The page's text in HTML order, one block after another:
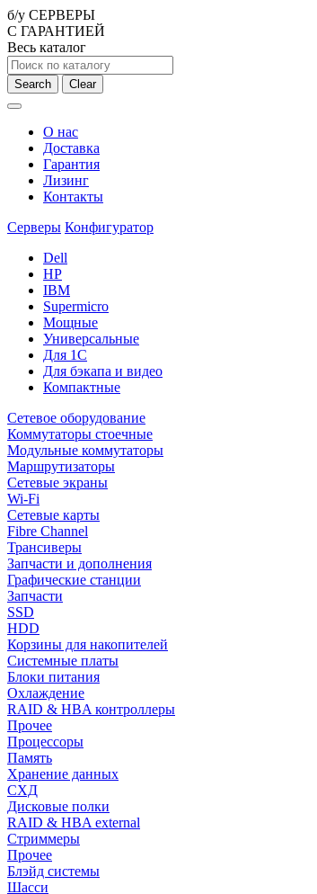
б/у СЕРВЕРЫ
С ГАРАНТИЕЙ
Весь каталог
Search Clear
О нас
Доставка
Гарантия
Лизинг
Контакты
Серверы Конфигуратор
Dell
HP
IBM
Supermicro
Мощные
Универсальные
Для 1С
Для бэкапа и видео
Компактные
Сетевое оборудование
Коммутаторы стоечные
Модульные коммутаторы
Маршрутизаторы
Сетевые экраны
Wi-Fi
Сетевые карты
Fibre Channel
Трансиверы
Запчасти и дополнения
Графические станции
Запчасти
SSD
HDD
Корзины для накопителей
Системные платы
Блоки питания
Охлаждение
RAID & HBA контроллеры
Прочее
Процессоры
Память
Хранение данных
СХД
Дисковые полки
RAID & HBA external
Стриммеры
Прочее
Блэйд системы
Шасси